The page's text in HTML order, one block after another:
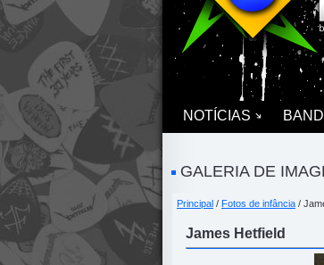
NOTÍCIAS
GALERIA DE
Principal / Fotos de infância /
James Hetfield